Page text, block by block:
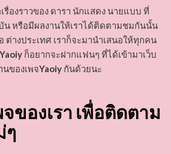
รื่องราวของ ดารา นักแสดง นายแบบ ที่
น หรือมีผลงานให้เราได้ติดตามชมกันนั้น
ต่างประเทศ เราก็จะมานำเสนอให้ทุกคน
Yaoiyก็อยากจะฝากแฟนๆ ที่ได้เข้ามาเว็บ
ของเพจYaoiyกันด้วยนะ
ของเรา เพื่อติดตาม
ๆ